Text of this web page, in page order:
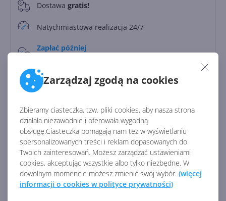
Zarządzaj zgodą na cookies
Zbieramy ciasteczka, tzw. pliki cookies, aby nasza strona
działała niezawodnie i oferowała wygodną
obsługę.Ciasteczka pomagają nam też w wyświetlaniu
spersonalizowanych treści i reklam dopasowanych do
Twoich zainteresowań. Możesz zarządzać ustawieniami
cookies, akceptując wszystkie albo tylko niezbędne. W
dowolnym momencie możesz zmienić swój wybór. (więcej
informacji o cookies w polityce prywatności)
0 Dostawa gratis!
Natychmiastowa realizacja 24/7
Zapłać później
Rodzaj licencji:
Licencja:komercyjna
Wersja językowa:międzynarodowa
Identyfikator:
40479
Zobacz porównanie z innymi pakietami